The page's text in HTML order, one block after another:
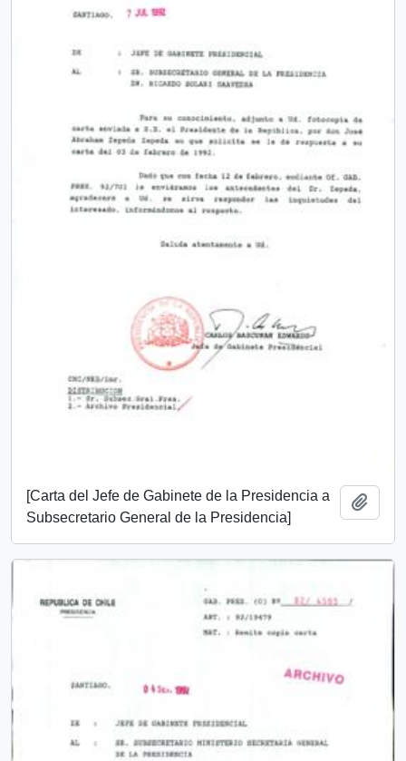
[Carta del Jefe de Gabinete de la Presidencia a
Subsecretario General de la Presidencia]